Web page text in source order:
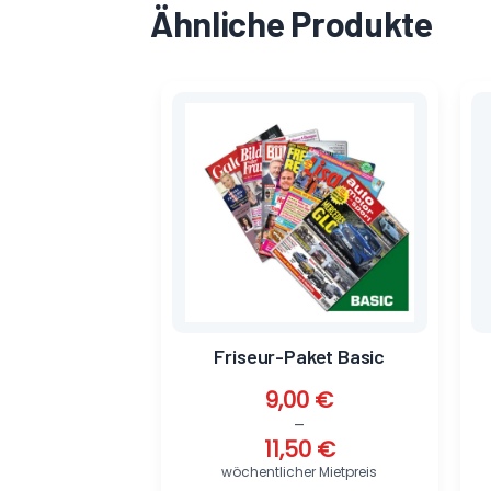
Ähnliche Produkte
Friseur-Paket Basic
9,00 €
–
11,50 €
wöchentlicher Mietpreis
auf.